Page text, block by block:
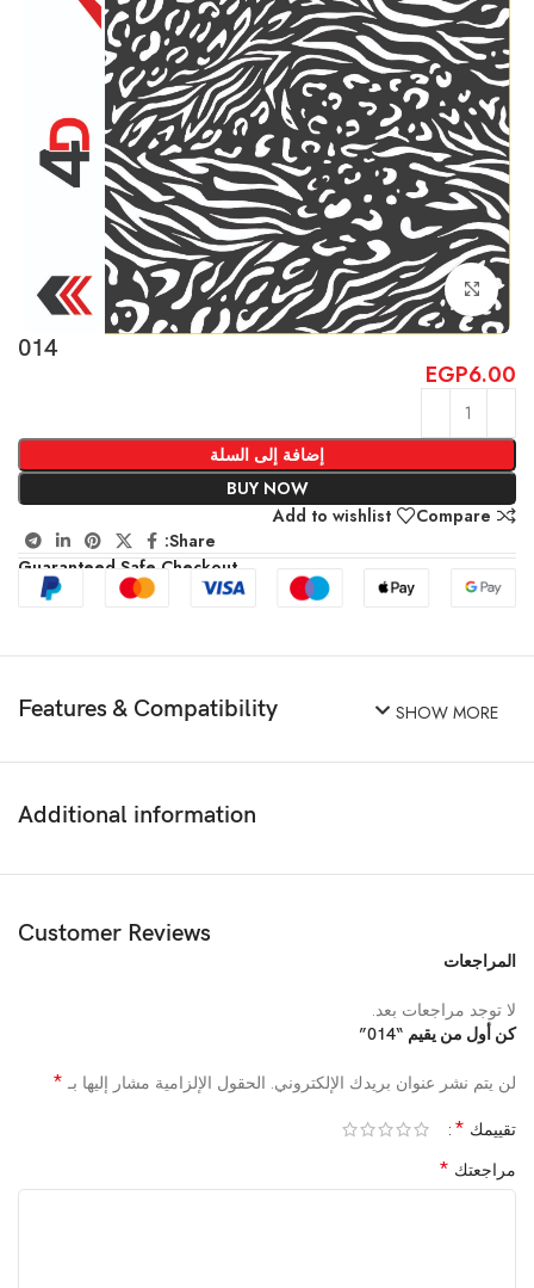
Click to enlarge
014
EGP6.00
إضافة إلى السلة
BUY NOW
Compare
Add to wishlist
Share:
Guaranteed Safe Checkout
Features & Compatibility SHOW MORE
Additional information
Customer Reviews
المراجعات
لا توجد مراجعات بعد.
كن أول من يقيم “014”
لن يتم نشر عنوان بريدك الإلكتروني. الحقول الإلزامية مشار إليها بـ *
تقييمك *
مراجعتك *